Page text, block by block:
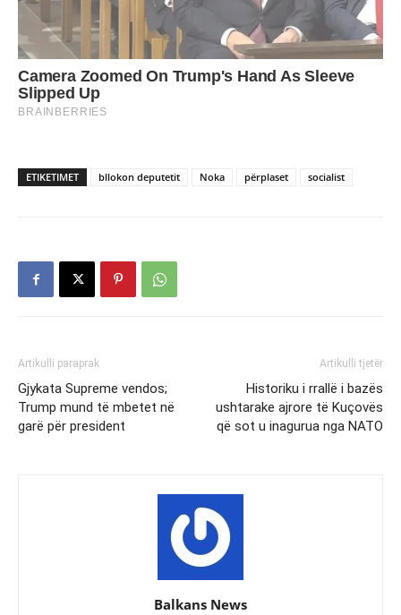
ETIKETIMET bllokon deputetit Noka përplaset socialist
Artikulli paraprak
Gjykata Supreme vendos;
Trump mund të mbetet në
garë për president
Artikulli tjetër
Historiku i rrallë i bazës
ushtarake ajrore të Kuçovës
që sot u inagurua nga NATO
Balkans News